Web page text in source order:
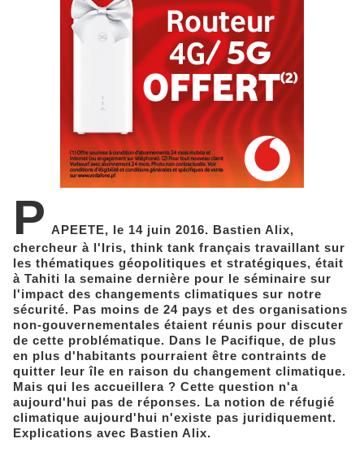
P APEETE, le 14 juin 2016. Bastien Alix,
chercheur à l'Iris, think tank français travaillant sur
les thématiques géopolitiques et stratégiques, était
à Tahiti la semaine dernière pour le séminaire sur
l'impact des changements climatiques sur notre
sécurité. Pas moins de 24 pays et des organisations
non-gouvernementales étaient réunis pour discuter
de cette problématique. Dans le Pacifique, de plus
en plus d'habitants pourraient être contraints de
quitter leur île en raison du changement climatique.
Mais qui les accueillera ? Cette question n'a
aujourd'hui pas de réponses. La notion de réfugié
climatique aujourd'hui n'existe pas juridiquement.
Explications avec Bastien Alix.